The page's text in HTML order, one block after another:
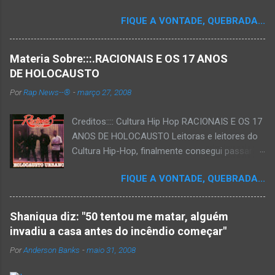
FIQUE A VONTADE, QUEBRADA...
Materia Sobre:::.RACIONAIS E OS 17 ANOS
DE HOLOCAUSTO
PorRap News--® -março 27, 2008
Creditos:::: Cultura Hip Hop RACIONAIS E OS 17
ANOS DE HOLOCAUSTO Leitoras e leitores do
Cultura Hip-Hop, finalmente consegui passar
que há muito tempo vinha maturando: uma
espécie de "ensaio-tributo" ao disco mais
importante do rap brasileiro, que completará 17
anos agora em 2008. Falo de "Holocausto
Urbano", do grupo paulistano Racionais MC's.
Como de costume, uma pequena digressão. É
FIQUE A VONTADE, QUEBRADA...
Shaniqua diz: "50 tentou me matar, alguém
invadiu a casa antes do incêndio começar"
PorAnderson Banks -maio 31, 2008